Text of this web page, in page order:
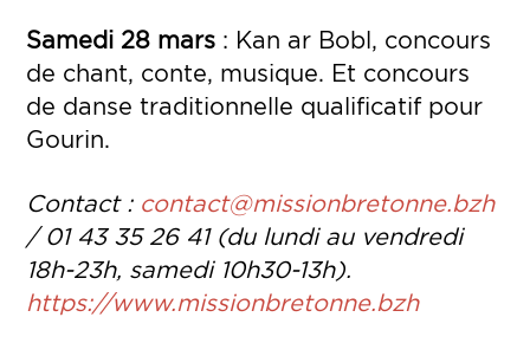
Samedi 28 mars: Kan ar Bobl, concours
de chant, conte, musique. Et concours
de danse traditionnelle qualificatif pour
Gourin.
Contact : contact@missionbretonne.bzh
/ 01 43 35 26 41 (du lundi au vendredi
18h-23h, samedi 10h30-13h).
https://www.missionbretonne.bzh